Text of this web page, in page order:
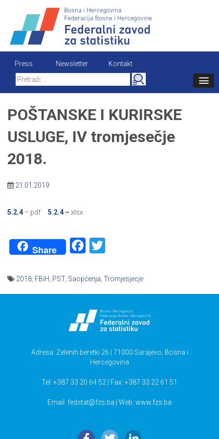
content
Press Newsletter
Kontakt
Search
for:
POŠTANSKE I KURIRSKE
USLUGE, IV tromjesečje
2018.
21.01.2019
5.2.4 – pdf 5.2.4 – xlsx
Share Facebook
2018 FBiH PST, Saopćenja Tromjesjecje
Adresa: Zelenih beretki 26 | 71000 Sarajevo, Bosna i
Hercegovina
Tel: +387 33 20 64 52 | Fax: +387 33 22 61 51
Email: fedstat@fzs.ba | Web: www.fzs.ba